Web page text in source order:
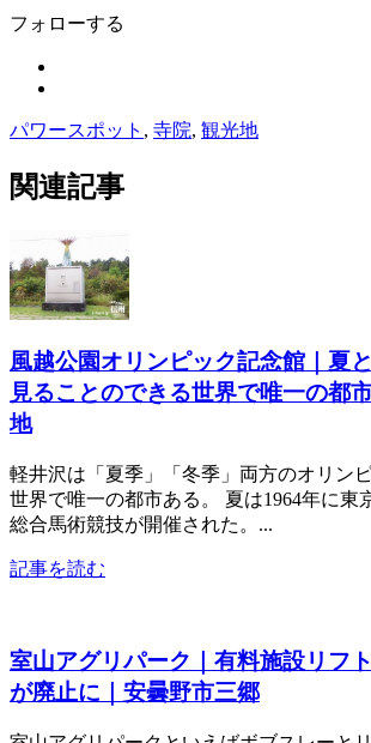
フォローする
パワースポット , 寺院, 観光地
関連記事
風越公園オリンピック記念館｜夏
見ることのできる世界で唯一の都
地
軽井沢は「夏季」「冬季」両方のオリン
世界で唯一の都市ある。 夏は1964年に東
総合馬術競技が開催された。...
記事を読む
室山アグリパーク｜有料施設リフ
が廃止に｜安曇野市三郷